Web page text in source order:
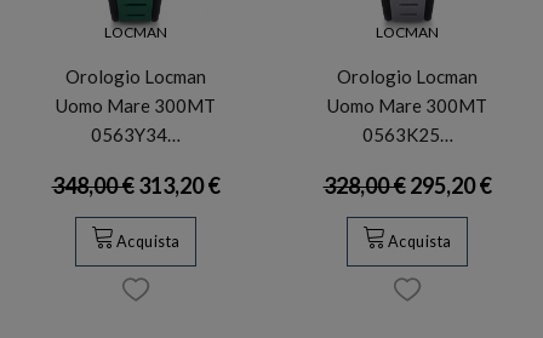
LOCMAN
Orologio Locman
Uomo Mare 300MT
0563Y34…
348,00 €313,20 €
Acquista
LOCMAN
Orologio Locman
Uomo Mare 300MT
0563K25…
328,00 €295,20 €
Acquista